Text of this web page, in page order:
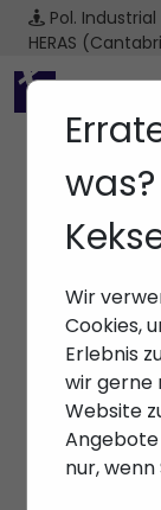
Pol.
HERAS
Anfang>
was?
Wir
Cookies,
Erlebnis
wir gerne
Website
Angebote
nur,